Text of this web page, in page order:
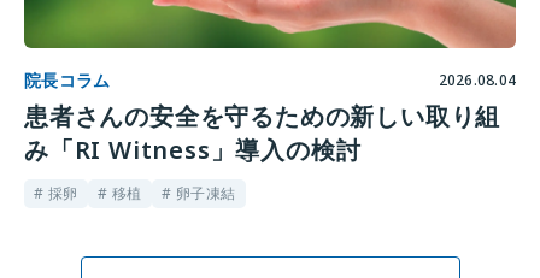
院長コラム 2026.08.04
患者さんの安全を守るための新しい取り組
み「RI Witness」導入の検討
# 採卵 # 移植 # 卵子凍結